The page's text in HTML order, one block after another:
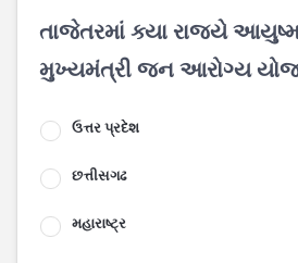
તાજેતરમાં ક્યા રાજ્યે
મુખ્યમંત્રી જન આરોગ્ય
ઉત્તર પ્રદેશ
છત્તીસગઢ
મહારાષ્ટ્ર